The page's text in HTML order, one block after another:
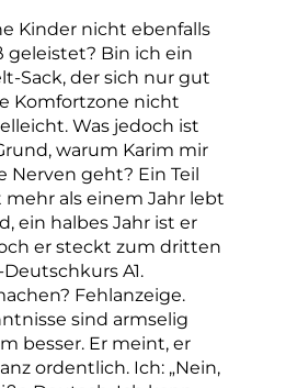
Kinder nicht ebenfalls
geleistet? Bin ich ein
Sack, der sich nur gut
Komfortzone nicht
Was jedoch ist
warum Karim mir
Nerven geht? Ein Teil
als einem Jahr lebt
ein halbes Jahr ist er
er steckt zum dritten
A1.
Fehlanzeige.
sind armselig
besser. Er meint, er
ordentlich. Ich: „Nein,